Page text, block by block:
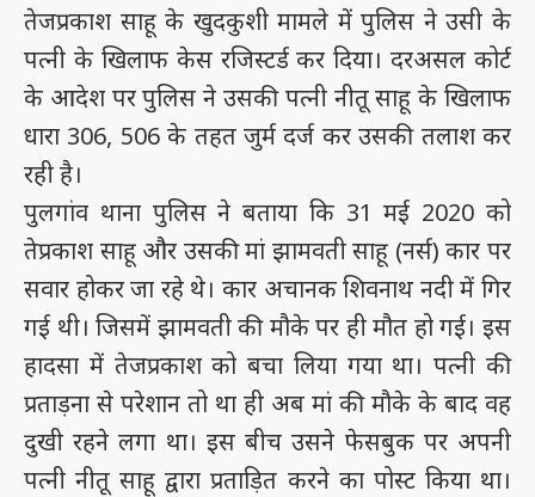
तेजप्रकाश साहू के खुदकुशी मामले में पुलिस ने उसी के
पत्नी के खिलाफ केस रजिस्टर्ड कर दिया। दरअसल कोर्ट
के आदेश पर पुलिस ने उसकी पत्नी नीतू साहू के खिलाफ
धारा 306, 506 के तहत जुर्म दर्ज कर उसकी तलाश कर
रही है।
पुलगांव थाना पुलिस ने बताया कि 31 मई 2020 को
तेप्रकाश साहू और उसकी मां झामवती साहू (नर्स) कार पर
सवार होकर जा रहे थे। कार अचानक शिवनाथ नदी में गिर
गई थी। जिसमें झामवती की मौके पर ही मौत हो गई। इस
हादसा में तेजप्रकाश को बचा लिया गया था। पत्नी की
प्रताड़ना से परेशान तो था ही अब मां की मौके के बाद वह
दुखी रहने लगा था। इस बीच उसने फेसबुक पर अपनी
पत्नी नीतू साहू द्वारा प्रताड़ित करने का पोस्ट किया था।